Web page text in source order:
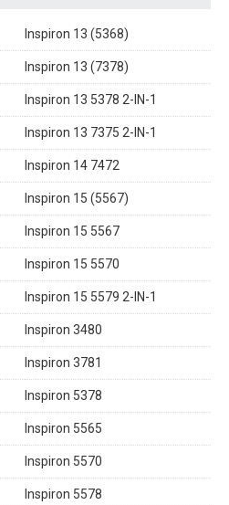
Inspiron 13 (5368)
Inspiron 13 (7378)
Inspiron 13 5378 2-IN-1
Inspiron 13 7375 2-IN-1
Inspiron 14 7472
Inspiron 15 (5567)
Inspiron 15 5567
Inspiron 15 5570
Inspiron 15 5579 2-IN-1
Inspiron 3480
Inspiron 3781
Inspiron 5378
Inspiron 5565
Inspiron 5570
Inspiron 5578